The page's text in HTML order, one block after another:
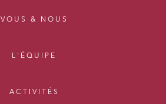
VOUS & NOUS
L'ÉQUIPE
ACTIVITÉS